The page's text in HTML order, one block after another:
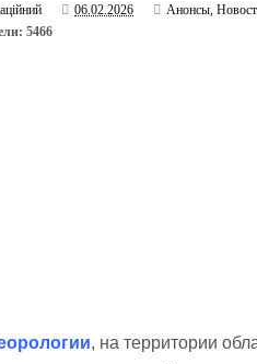
06.02.2026 Анонсы,
5466
, на территории